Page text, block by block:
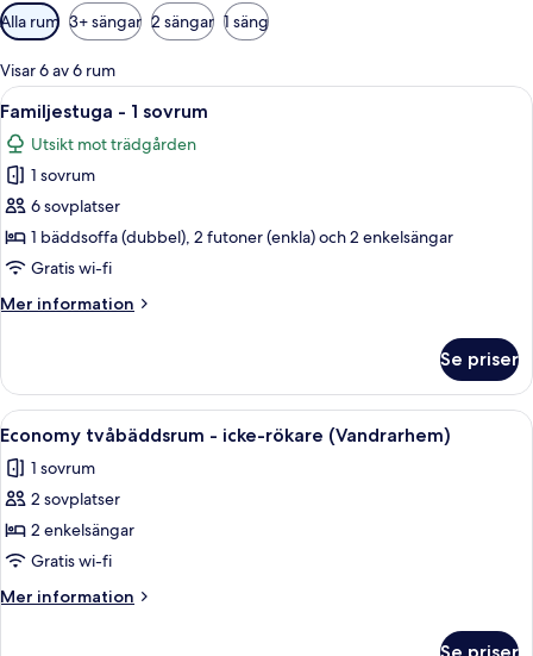
Tillgängliga
filter
för
rum
Alla rum 3+ sängar 2 sängar 1 säng
Visar 6 av 6 rum
Öppna
alla
foton
för
Familjestuga
-
1
Ett sovrum med en säng, en soffa,
8
Familjestuga - 1 sovrum
Utsikt mot trädgården
1 sovrum
6 sovplatser
1 bäddsoffa (dubbel), 2 futoner (enkla) och 2 enkelsängar
Gratis wi-fi
Mer information
Mer
-
sovrum
Se priser
Öppna
alla
foton
för
Economy
tvåbäddsrum
-
icke-
Ett litet, ljust rum med två
2
Economy tvåbäddsrum - icke-rökare (Vandrarhem)
1 sovrum
2 sovplatser
2 enkelsängar
Gratis wi-fi
Mer information
Mer